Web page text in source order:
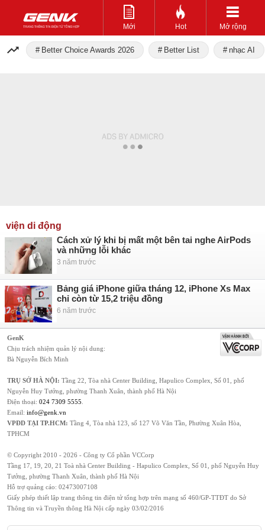
Mới Hot Mở rộng
Better Choice Awards 2026 Better List nhạc AI
viện di động
Cách xử lý khi bị mất một bên tai nghe AirPods
và những lỗi khác
3 năm trước
Bảng giá iPhone giữa tháng 12, iPhone Xs Max
chỉ còn từ 15,2 triệu đồng
6 năm trước
GenK
Chịu trách nhiệm quản lý nội dung:
Bà Nguyễn Bích Minh
TRỤ SỞ HÀ NỘI: Tầng 22, Tòa nhà Center Building, Hapulico Complex, Số 01, phố
Nguyễn Huy Tưởng, phường Thanh Xuân, thành phố Hà Nội
Điện thoại: 024 7309 5555
Email: info@genk.vn
VPĐD TẠI TP.HCM: Tầng 4, Tòa nhà 123, số 127 Võ Văn Tần, Phường Xuân Hòa,
TPHCM
© Copyright 2010 - 2026 - Công ty Cổ phần VCCorp
Tầng 17, 19, 20, 21 Toà nhà Center Building - Hapulico Complex, Số 01, phố Nguyễn Huy
Tưởng, phường Thanh Xuân, thành phố Hà Nội
Hỗ trợ quảng cáo: 02473007108
Giấy phép thiết lập trang thông tin điện tử tổng hợp trên mạng số 460/GP-TTĐT do Sở
Thông tin và Truyền thông Hà Nội cấp ngày 03/02/2016